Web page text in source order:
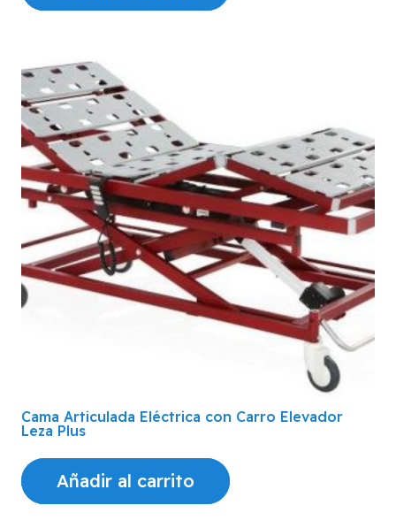
Cama Articulada Eléctrica con Carro Elevador
Leza Plus
Añadir al carrito